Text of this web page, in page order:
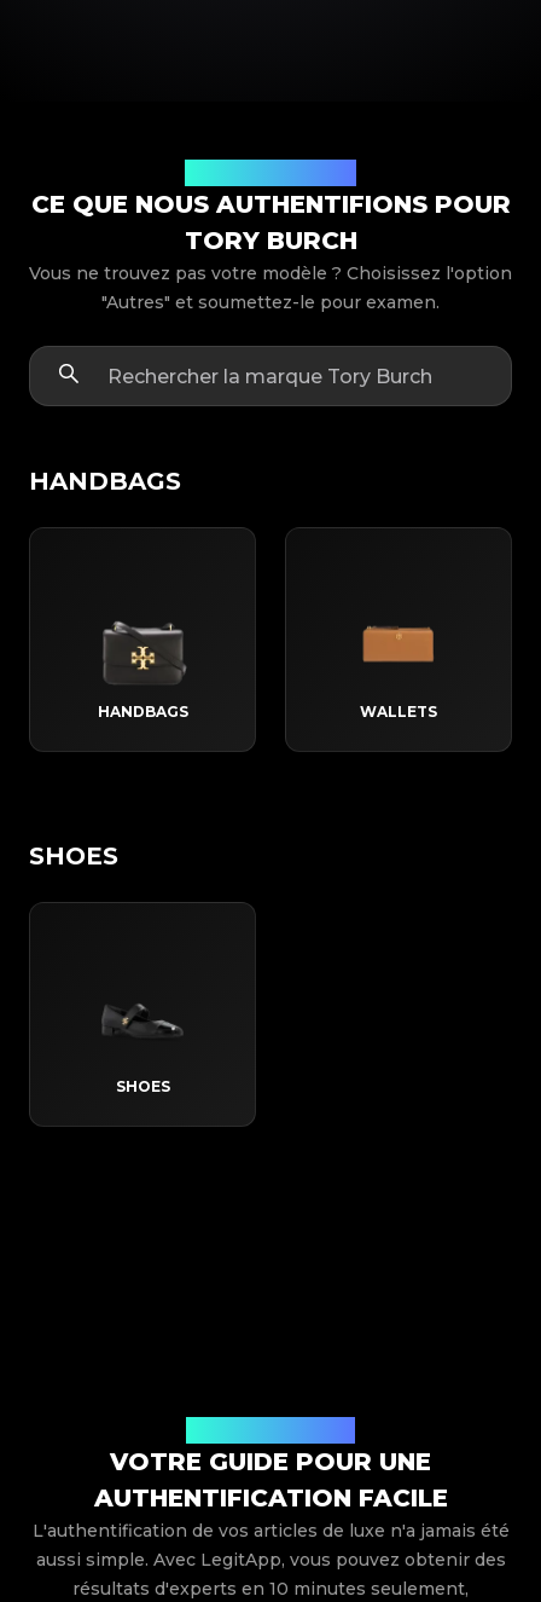
CE QUE NOUS AUTHENTIFIONS POUR
TORY BURCH
Vous ne trouvez pas votre modèle ? Choisissez l'option
"Autres" et soumettez-le pour examen.
HANDBAGS
HANDBAGS WALLETS
SHOES
SHOES
VOTRE GUIDE POUR UNE
AUTHENTIFICATION FACILE
L'authentification de vos articles de luxe n'a jamais été
aussi simple. Avec LegitApp, vous pouvez obtenir des
résultats d'experts en 10 minutes seulement,